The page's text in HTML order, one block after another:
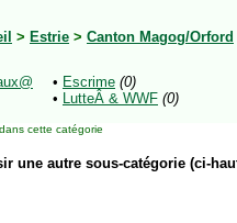
> Estrie > Canton Magog/Orford
• Escrime (0)
• LutteÂ & WWF (0)
dans cette catégorie
une autre sous-catégorie (ci-